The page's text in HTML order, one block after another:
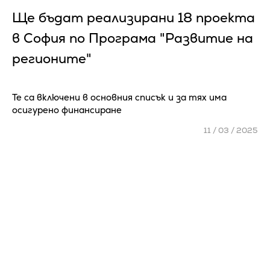
Ще бъдат реализирани 18 проекта
в София по Програма "Развитие на
регионите"
Те са включени в основния списък и за тях има
осигурено финансиране
11 / 03 / 2025